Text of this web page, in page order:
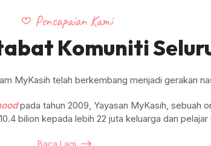
Pencapaian Kami
Komuniti
MyKasih telah berkembang menjadi gerakan
pada tahun 2009, Yayasan MyKasih, sebuah
bilion kepada lebih 22 juta keluarga dan